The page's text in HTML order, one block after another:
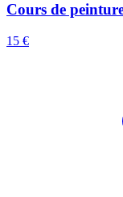
Cours de
15 €